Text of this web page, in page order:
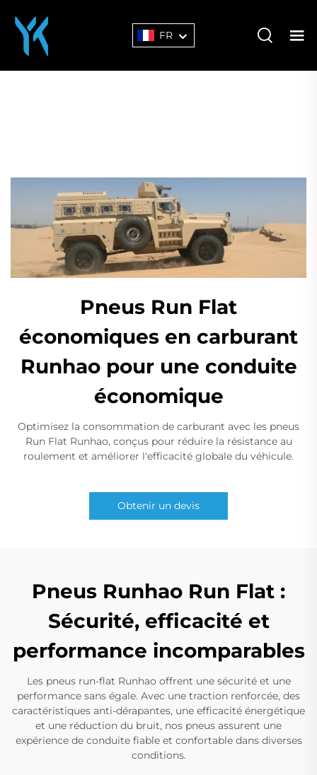
FR
Pneus Run Flat
économiques en carburant
Runhao pour une conduite
économique
Optimisez la consommation de carburant avec les pneus
Run Flat Runhao, conçus pour réduire la résistance au
roulement et améliorer l'efficacité globale du véhicule.
Obtenir un devis
Pneus Runhao Run Flat :
Sécurité, efficacité et
performance incomparables
Les pneus run-flat Runhao offrent une sécurité et une
performance sans égale. Avec une traction renforcée, des
caractéristiques anti-dérapantes, une efficacité énergétique
et une réduction du bruit, nos pneus assurent une
expérience de conduite fiable et confortable dans diverses
conditions.